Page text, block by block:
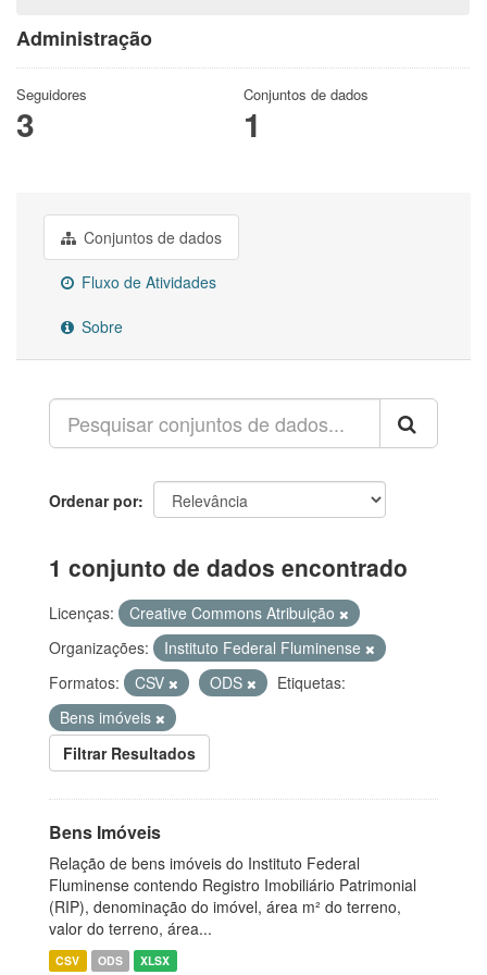
Administração
Seguidores
3
Conjuntos de dados
1
Conjuntos de dados
Fluxo de Atividades
Sobre
Ordenar por
1 conjunto de dados encontrado
Licenças:
Creative Commons Atribuição
Organizações:
Instituto Federal Fluminense
Formatos:
CSV ODS
Etiquetas:
Bens imóveis
Filtrar Resultados
Bens Imóveis
Relação de bens imóveis do Instituto Federal
Fluminense contendo Registro Imobiliário Patrimonial
(RIP), denominação do imóvel, área m² do terreno,
valor do terreno, área...
CSV ODS XLSX